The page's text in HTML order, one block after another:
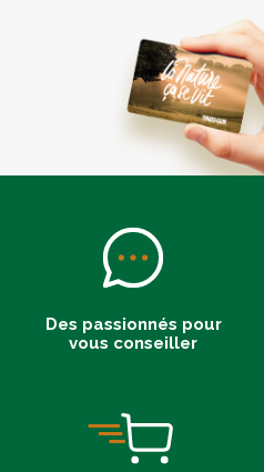
Des passionnés pour
vous conseiller